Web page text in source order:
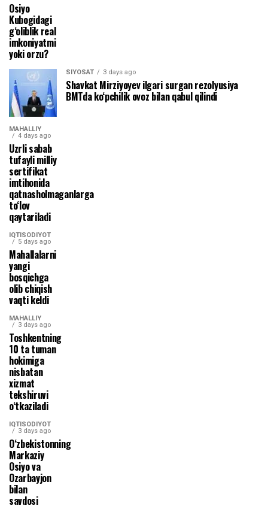
Osiyo
Kubogidagi
g‘oliblik real
imkoniyatmi
yoki orzu?
SIYOSAT 3 days ago
Shavkat Mirziyoyev ilgari surgan rezolyusiya
BMTda ko‘pchilik ovoz bilan qabul qilindi
MAHALLIY
4 days ago
Uzrli sabab
tufayli milliy
sertifikat
imtihonida
qatnasholmaganlarga
to‘lov
qaytariladi
IQTISODIYOT
5 days ago
Mahallalarni
yangi
bosqichga
olib chiqish
vaqti keldi
MAHALLIY
3 days ago
Toshkentning
10 ta tuman
hokimiga
nisbatan
xizmat
tekshiruvi
o‘tkaziladi
IQTISODIYOT
3 days ago
O‘zbekistonning
Markaziy
Osiyo va
Ozarbayjon
bilan
savdosi